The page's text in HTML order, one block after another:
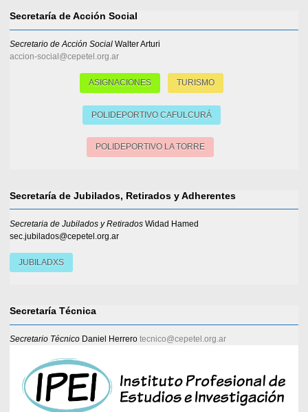
Secretaría de Acción Social
Secretario de Acción Social Walter Arturi
accion-social@cepetel.org.ar
ASIGNACIONES TURISMO
POLIDEPORTIVO CAFULCURÁ
POLIDEPORTIVO LA TORRE
Secretaría de Jubilados, Retirados y Adherentes
Secretaria de Jubilados y Retirados Widad Hamed
sec.jubilados@cepetel.org.ar
JUBILADXS
Secretaría Técnica
Secretario Técnico Daniel Herrero tecnico@cepetel.org.ar